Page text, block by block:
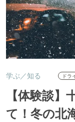
学ぶ／知る ドラ
【体験談
て！冬の北